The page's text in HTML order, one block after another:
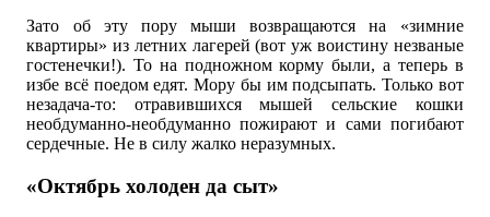
Зато об эту пору мыши возвращаются на «зимние
квартиры» из летних лагерей (вот уж воистину незваные
гостенечки!). То на подножном корму были, а теперь в
избе всё поедом едят. Мору бы им подсыпать. Только вот
незадача-то: отравившихся мышей сельские кошки
необдуманно-необдуманно пожирают и сами погибают
сердечные. Не в силу жалко неразумных.
«Октябрь холоден да сыт»